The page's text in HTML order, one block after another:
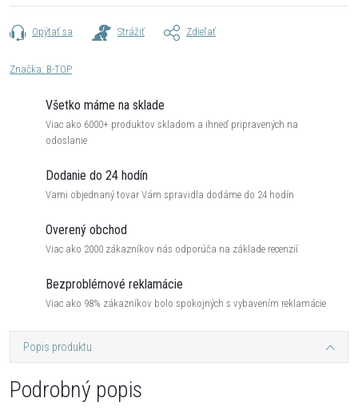
Opýtať sa Strážiť Zdieľať
Značka: B-TOP
Všetko máme na sklade
Viac ako 6000+ produktov skladom a ihneď pripravených na
odoslanie
Dodanie do 24 hodín
Vami objednaný tovar Vám spravidla dodáme do 24 hodín
Overený obchod
Viac ako 2000 zákazníkov nás odporúča na základe recenzií
Bezproblémové reklamácie
Viac ako 98% zákazníkov bolo spokojných s vybavením reklamácie
Popis produktu
Podrobný popis